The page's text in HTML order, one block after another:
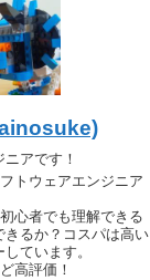
アです！
トウェアエンジニア
心者でも理解できる
るか？コスパは高い
ています。
高評価！